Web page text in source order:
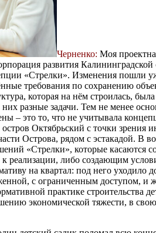
Черненко: Моя
развития
«Стрелки». Изменения пошли
требования по сохранению
которая на нём строилась,
разные задачи. Тем не менее
– это то, что не учитывала
остров Октябрьский с точки
Острова, рядом с эстакадой. В
«Стрелки», которые касаются
реализации, либо создающим
на квартал: под него уходило
с ограниченным доступом,
практике строительства
экономической тяжести, в